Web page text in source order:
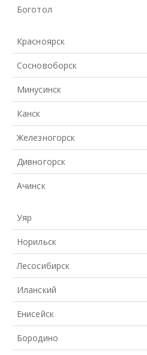
Боготол
Красноярск
Сосновоборск
Минусинск
Канск
Железногорск
Дивногорск
Ачинск
Уяр
Норильск
Лесосибирск
Иланский
Енисейск
Бородино